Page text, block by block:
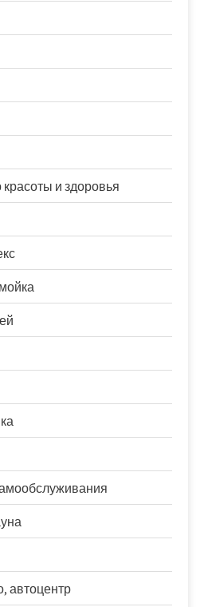
красоты и здоровья
автоцентр